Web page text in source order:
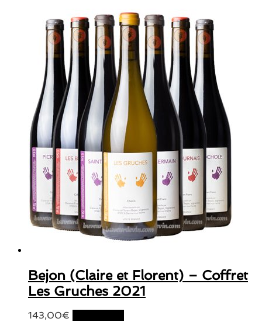
Bejon (Claire et Florent) – Coffret
Les Gruches 2021
143,00€